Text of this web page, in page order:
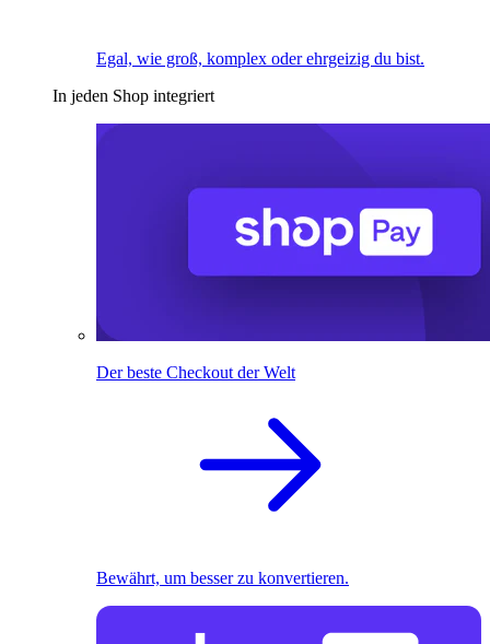
Egal, wie groß, komplex oder ehrgeizig du bist.
In jeden Shop integriert
Der beste Checkout der Welt
Bewährt, um besser zu konvertieren.